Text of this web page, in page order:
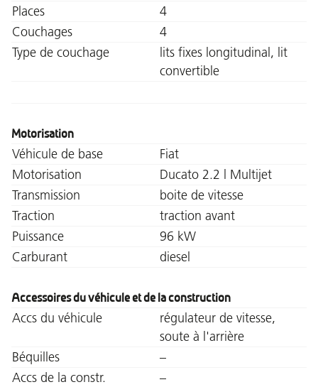
Places
4
Couchages
4
Type de couchage
lits fixes longitudinal, lit
convertible
Motorisation
Véhicule de base
Fiat
Motorisation
Ducato 2.2 l Multijet
Transmission
boite de vitesse
Traction
traction avant
Puissance
96 kW
Carburant
diesel
Accessoires du véhicule et de la construction
Accs du véhicule
régulateur de vitesse,
soute à l'arrière
Béquilles
–
Accs de la constr.
–